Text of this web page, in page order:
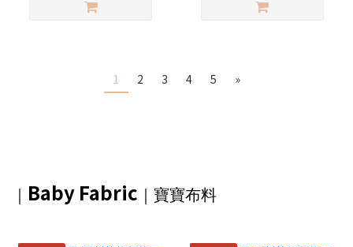
1 2 3 4 5 »
｜ Baby Fabric ｜ 寶寶布料